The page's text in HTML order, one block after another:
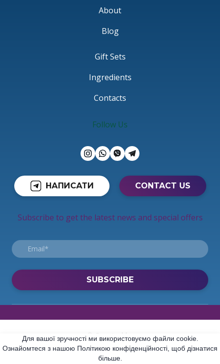
About
Blog
Gift Sets
Ingredients
Contacts
Follow Us
НАПИСАТИ CONTACT US
Subscribe to get the latest news and special offers
SUBSCRIBE
© Created by
All rights Reserved
Для вашої зручності ми використовуємо файли cookie.
Ознайомтеся з нашою Політикою конфіденційності, щоб дізнатися
більше.